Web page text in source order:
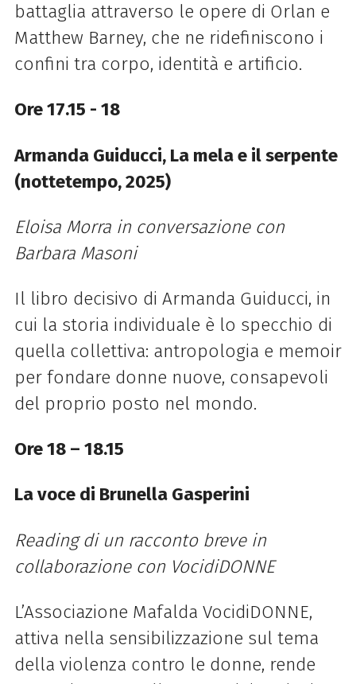
battaglia attraverso le opere di Orlan e
Matthew Barney, che ne ridefiniscono i
confini tra corpo, identità e artificio.
Ore 17.15 - 18
Armanda Guiducci, La mela e il serpente
(nottetempo, 2025)
Eloisa Morra in conversazione con
Barbara Masoni
Il libro decisivo di Armanda Guiducci, in
cui la storia individuale è lo specchio di
quella collettiva: antropologia e memoir
per fondare donne nuove, consapevoli
del proprio posto nel mondo.
Ore 18 – 18.15
La voce di Brunella Gasperini
Reading di un racconto breve in
collaborazione con VocidiDONNE
L’Associazione Mafalda VocidiDONNE,
attiva nella sensibilizzazione sul tema
della violenza contro le donne, rende